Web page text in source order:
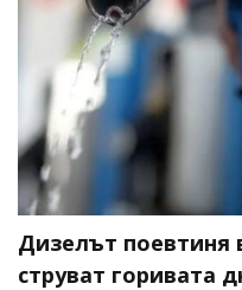
Дизелът поевтиня
струват горивата